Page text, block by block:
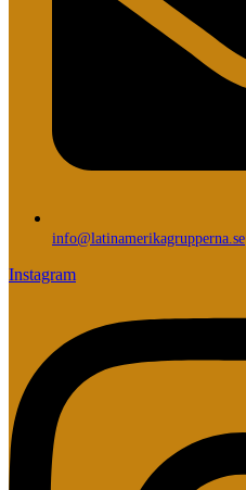
info@latinamerikagrupperna.se
Instagram